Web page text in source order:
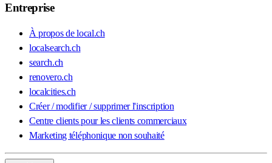
Entreprise
À propos de local.ch
localsearch.ch
search.ch
renovero.ch
localcities.ch
Créer / modifier / supprimer l'inscription
Centre clients pour les clients commerciaux
Marketing téléphonique non souhaité